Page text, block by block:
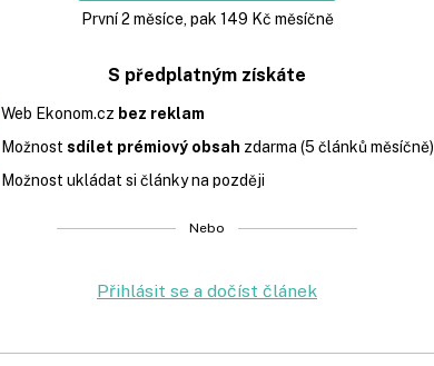
První 2 měsíce, pak 149 Kč měsíčně
S předplatným získáte
Web Ekonom.cz bez reklam
Možnost sdílet prémiový obsah zdarma (5 článků měsíčně)
Možnost ukládat si články na později
Nebo
Přihlásit se a dočíst článek